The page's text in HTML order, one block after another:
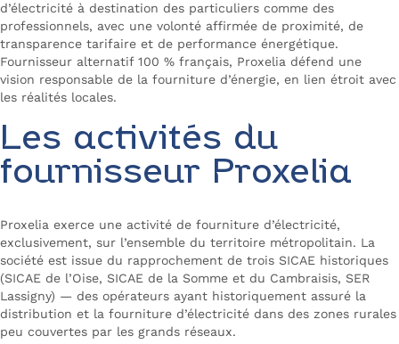
d’électricité à destination des particuliers comme des
professionnels, avec une volonté affirmée de proximité, de
transparence tarifaire et de performance énergétique.
Fournisseur alternatif 100 % français, Proxelia défend une
vision responsable de la fourniture d’énergie, en lien étroit avec
les réalités locales.
Les activités du
fournisseur Proxelia
Proxelia exerce une activité de fourniture d’électricité,
exclusivement, sur l’ensemble du territoire métropolitain. La
société est issue du rapprochement de trois SICAE historiques
(SICAE de l’Oise, SICAE de la Somme et du Cambraisis, SER
Lassigny) — des opérateurs ayant historiquement assuré la
distribution et la fourniture d’électricité dans des zones rurales
peu couvertes par les grands réseaux.